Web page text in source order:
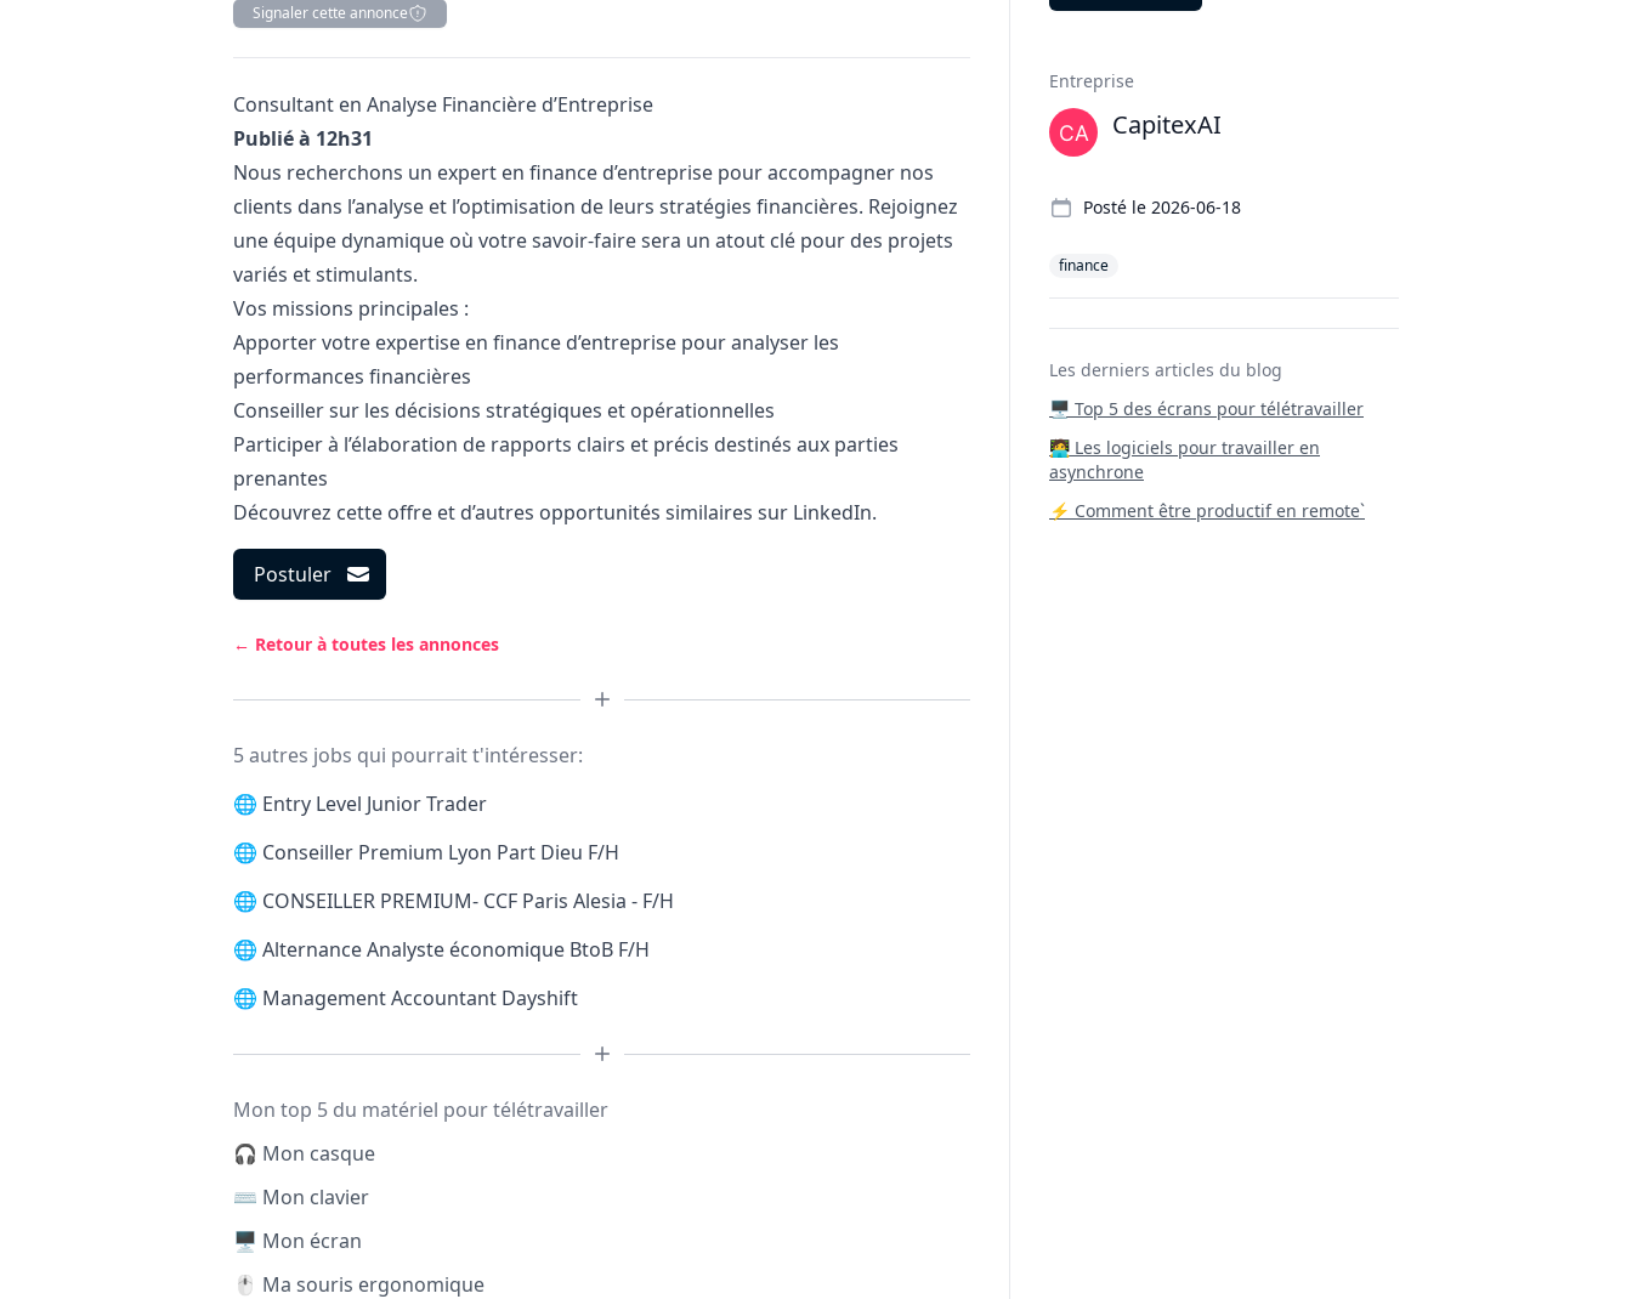
Signaler cette annonce
Description
Consultant en Analyse Financière d’Entreprise
Publié à 12h31
Nous recherchons un expert en finance d’entreprise pour accompagner nos
clients dans l’analyse et l’optimisation de leurs stratégies financières. Rejoignez
une équipe dynamique où votre savoir-faire sera un atout clé pour des projets
variés et stimulants.
Vos missions principales :
Apporter votre expertise en finance d’entreprise pour analyser les
performances financières
Conseiller sur les décisions stratégiques et opérationnelles
Participer à l’élaboration de rapports clairs et précis destinés aux parties
prenantes
Découvrez cette offre et d’autres opportunités similaires sur LinkedIn.
Postuler
← Retour à toutes les annonces
5 autres jobs qui pourrait t'intéresser:
🌐 Entry Level Junior Trader
🌐 Conseiller Premium Lyon Part Dieu F/H
🌐 CONSEILLER PREMIUM- CCF Paris Alesia - F/H
🌐 Alternance Analyste économique BtoB F/H
🌐 Management Accountant Dayshift
Mon top 5 du matériel pour télétravailler
🎧 Mon casque
⌨️ Mon clavier
🖥️ Mon écran
🖱️ Ma souris ergonomique
Entreprise
CapitexAI
Posté le 2026-06-18
finance
Les derniers articles du blog
🖥️ Top 5 des écrans pour télétravailler
‍🧑‍💻 Les logiciels pour travailler en
asynchrone
⚡ Comment être productif en remote`